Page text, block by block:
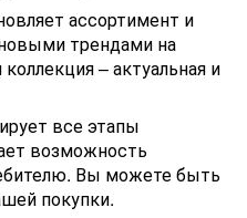
ассортимент и
трендами на
– актуальная и
все этапы
возможность
Вы можете быть
покупки.